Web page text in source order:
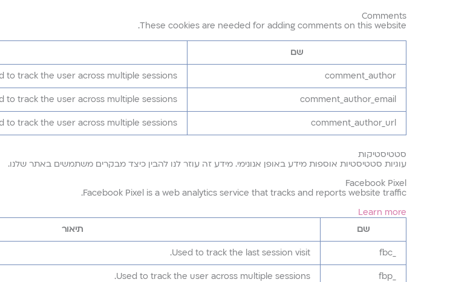
Comments
These cookies are needed for adding comments on this website.
שם
comment_author
to track the user across multiple sessions.
comment_author_email
to track the user across multiple sessions.
comment_author_url
to track the user across multiple sessions.
סטטיסטיקות
עוגיות סטטיסטיות אוספות מידע באופן אנונימי. מידע זה עוזר לנו להבין כיצד מבקרים משתמשים באתר שלנו.
Facebook Pixel
Facebook Pixel is a web analytics service that tracks and reports website traffic.
Learn more
שם
תיאור
Used to track the last session visit.
Used to track the user across multiple sessions.